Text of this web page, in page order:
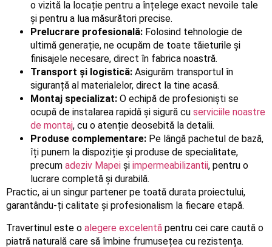
o vizită la locație pentru a înțelege exact nevoile tale
și pentru a lua măsurători precise.
Prelucrare profesională: Folosind tehnologie de
ultimă generație, ne ocupăm de toate tăieturile și
finisajele necesare, direct în fabrica noastră.
Transport și logistică: Asigurăm transportul în
siguranță al materialelor, direct la tine acasă.
Montaj specializat: O echipă de profesioniști se
ocupă de instalarea rapidă și sigură cu serviciile noastre
de montaj, cu o atenție deosebită la detalii.
Produse complementare: Pe lângă pachetul de bază,
îți punem la dispoziție și produse de specialitate,
precum adeziv Mapei și impermeabilizantii, pentru o
lucrare completă și durabilă.
Practic, ai un singur partener pe toată durata proiectului,
garantându-ți calitate și profesionalism la fiecare etapă.
Travertinul este o alegere excelentă pentru cei care caută o
piatră naturală care să îmbine frumusețea cu rezistența.